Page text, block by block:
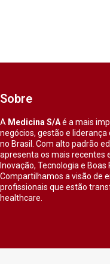
Sobre
A Medicina S/Aé a mais
negócios, gestão e
no Brasil. Com alto padrão
apresenta os mais recentes
Inovação, Tecnologia e Boas
Compartilhamos a visão de
profissionais que estão
healthcare.